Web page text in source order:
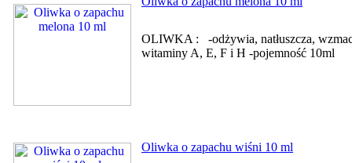
OLIWKA : -odżywia, natłuszcza,
witaminy A, E, F i H -pojemność 10ml
Oliwka o zapachu wiśni 10 ml